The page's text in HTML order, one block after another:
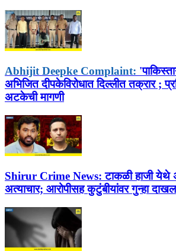
Abhijit Deepke Complaint:
अभिजित दीपकेविरोधात दिल्लीत तक्रार ;
अटकेची मागणी
Shirur Crime News: टाकळी हाजी येथे
अत्याचार; आरोपीसह कुटुंबीयांवर गुन्हा दाखल